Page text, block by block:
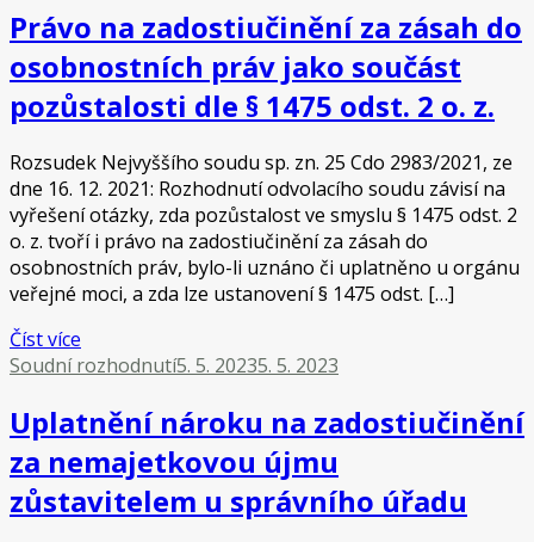
Právo na zadostiučinění za zásah do
osobnostních práv jako součást
pozůstalosti dle § 1475 odst. 2 o. z.
Rozsudek Nejvyššího soudu sp. zn. 25 Cdo 2983/2021, ze
dne 16. 12. 2021: Rozhodnutí odvolacího soudu závisí na
vyřešení otázky, zda pozůstalost ve smyslu § 1475 odst. 2
o. z. tvoří i právo na zadostiučinění za zásah do
osobnostních práv, bylo-li uznáno či uplatněno u orgánu
veřejné moci, a zda lze ustanovení § 1475 odst. […]
Číst více
Soudní rozhodnutí5. 5. 20235. 5. 2023
Uplatnění nároku na zadostiučinění
za nemajetkovou újmu
zůstavitelem u správního úřadu